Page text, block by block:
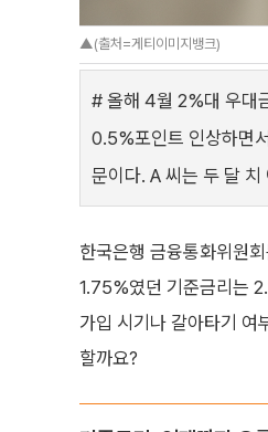
▲(출처=게티이미지뱅크)
# 올해 4월 2%대 우대
0.5%포인트 인상하면
문이다. A 씨는 두 달
한국은행 금융통화위원
1.75%였던 기준금리는
가입 시기나 갈아타기 여
할까요?